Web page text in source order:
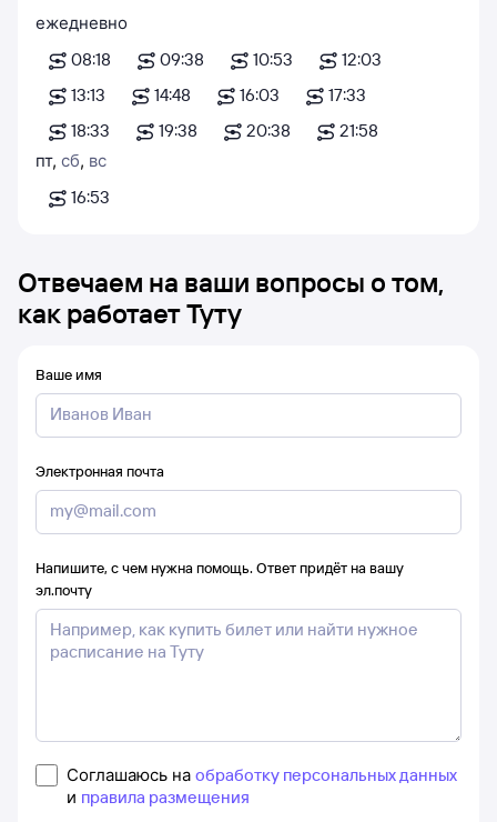
ежедневно
08:18
09:38 10:53
12:03
13:13
14:48 16:03
17:33
18:33
19:38 20:38
21:58
пт, сб, вс
16:53
Отвечаем на ваши вопросы о том,
как работает Туту
Ваше имя
Электронная почта
Напишите, с чем нужна помощь. Ответ придёт на вашу
эл.почту
Соглашаюсь на обработку персональных данных
и правила размещения